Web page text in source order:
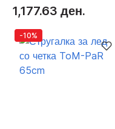
1,177.63 ден.
-10%